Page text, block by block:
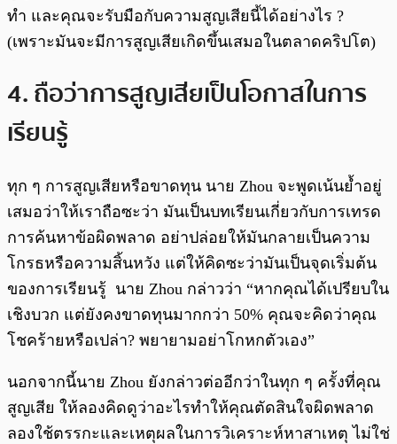
ทำ และคุณจะรับมือกับความสูญเสียนี้ได้อย่างไร ?
(เพราะมันจะมีการสูญเสียเกิดขึ้นเสมอในตลาดคริปโต)
4. ถือว่าการสูญเสียเป็นโอกาสในการ
เรียนรู้
ทุก ๆ การสูญเสียหรือขาดทุน นาย Zhou จะพูดเน้นย้ำอยู่
เสมอว่าให้เราถือซะว่า มันเป็นบทเรียนเกี่ยวกับการเทรด
การค้นหาข้อผิดพลาด อย่าปล่อยให้มันกลายเป็นความ
โกรธหรือความสิ้นหวัง แต่ให้คิดซะว่ามันเป็นจุดเริ่มต้น
ของการเรียนรู้ นาย Zhou กล่าวว่า “หากคุณได้เปรียบใน
เชิงบวก แต่ยังคงขาดทุนมากกว่า 50% คุณจะคิดว่าคุณ
โชคร้ายหรือเปล่า? พยายามอย่าโกหกตัวเอง”
นอกจากนี้นาย Zhou ยังกล่าวต่ออีกว่าในทุก ๆ ครั้งที่คุณ
สูญเสีย ให้ลองคิดดูว่าอะไรทำให้คุณตัดสินใจผิดพลาด
ลองใช้ตรรกะและเหตุผลในการวิเคราะห์หาสาเหตุ ไม่ใช่